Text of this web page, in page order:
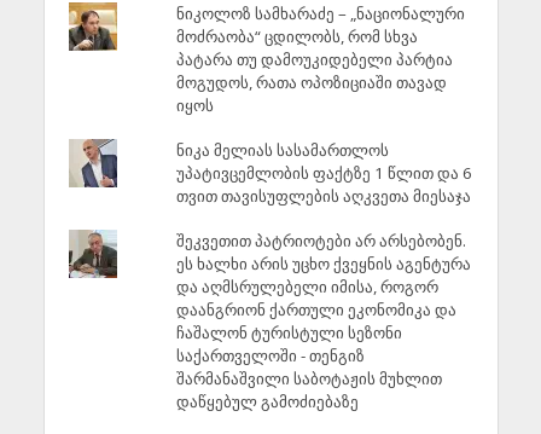
ნიკოლოზ სამხარაძე – „ნაციონალური
მოძრაობა“ ცდილობს, რომ სხვა
პატარა თუ დამოუკიდებელი პარტია
მოგუდოს, რათა ოპოზიციაში თავად
იყოს
ნიკა მელიას სასამართლოს
უპატივცემლობის ფაქტზე 1 წლით და 6
თვით თავისუფლების აღკვეთა მიესაჯა
შეკვეთით პატრიოტები არ არსებობენ.
ეს ხალხი არის უცხო ქვეყნის აგენტურა
და აღმსრულებელი იმისა, როგორ
დაანგრიონ ქართული ეკონომიკა და
ჩაშალონ ტურისტული სეზონი
საქართველოში - თენგიზ
შარმანაშვილი საბოტაჟის მუხლით
დაწყებულ გამოძიებაზე